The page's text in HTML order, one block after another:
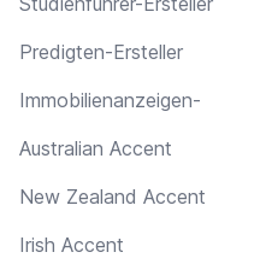
Predigten-Ersteller
Immobilienanzeigen-
Australian Accent
New Zealand Accent
Irish Accent